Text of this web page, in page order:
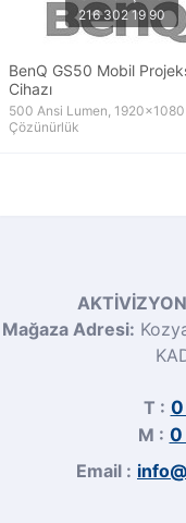
BenQ GS50 Mobil
Cihazı
500 Ansi Lumen, 1920x1080
Çözünürlük
Mağaza Adresi:
T : 0
M : 0
Email :